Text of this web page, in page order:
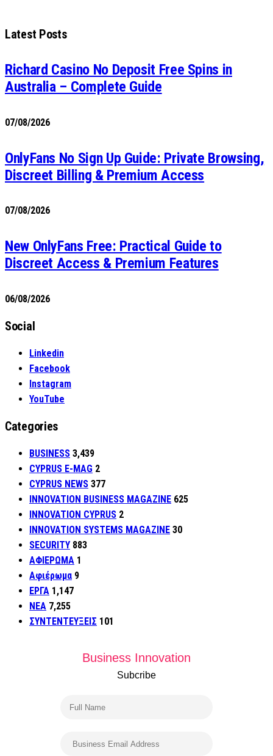
Latest Posts
Richard Casino No Deposit Free Spins in
Australia – Complete Guide
07/08/2026
OnlyFans No Sign Up Guide: Private Browsing,
Discreet Billing & Premium Access
07/08/2026
New OnlyFans Free: Practical Guide to
Discreet Access & Premium Features
06/08/2026
Social
Linkedin
Facebook
Instagram
YouTube
Categories
BUSINESS 3,439
CYPRUS E-MAG 2
CYPRUS NEWS 377
INNOVATION BUSINESS MAGAZINE 625
INNOVATION CYPRUS 2
INNOVATION SYSTEMS MAGAZINE 30
SECURITY 883
ΑΦΙΕΡΩΜΑ 1
Αφιέρωμα 9
ΕΡΓΑ 1,147
ΝΕΑ 7,255
ΣΥΝΤΕΝΤΕΥΞΕΙΣ 101
Business Innovation
Subcribe